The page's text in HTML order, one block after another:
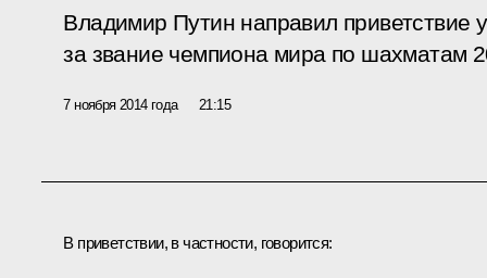
Владимир Путин направил приветствие
за звание чемпиона мира по шахматам
7 ноября 2014 года 21:15
В приветствии, в частности, говорится: